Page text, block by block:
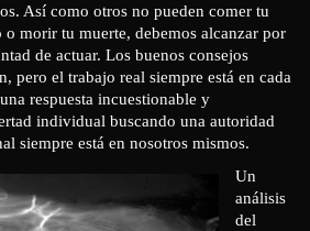
Así como otros no pueden comer tu
morir tu muerte, debemos alcanzar por
de actuar. Los buenos consejos
pero el trabajo real siempre está en cada
respuesta incuestionable y
individual buscando una autoridad
siempre está en nosotros mismos.
Un
análisis
del